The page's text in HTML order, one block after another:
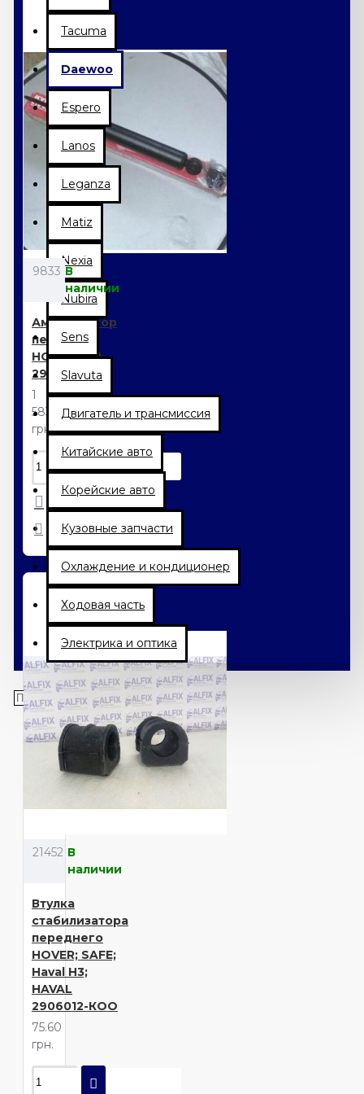
Tacuma
Daewoo
Espero
Lanos
Leganza
Matiz
Nexia
Nubira
Sens
Slavuta
Двигатель и трансмиссия
Китайские авто
Корейские авто
Кузовные запчасти
Охлаждение и кондиционер
Ходовая часть
Электрика и оптика
9833 В
наличии
Амортизатор
передний
HOVER KYB
2905100-K00
1
583.40
грн.
21452 В
наличии
Втулка
стабилизатора
переднего
HOVER; SAFE;
Haval H3;
HAVAL
2906012-КОО
75.60
грн.